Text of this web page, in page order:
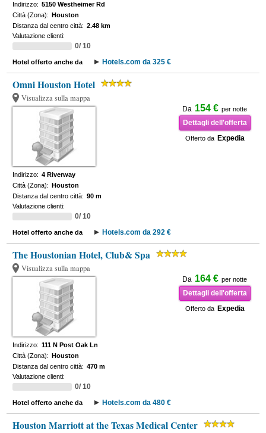
Indirizzo: 5150 Westheimer Rd
Città (Zona): Houston
Distanza dal centro città: 2.48 km
Valutazione clienti:
0/ 10
Hotel offerto anche da Hotels.com da 325 €
Omni Houston Hotel
Visualizza sulla mappa
Da 154 € per notte
Dettagli dell'offerta
Offerto da Expedia
Indirizzo: 4 Riverway
Città (Zona): Houston
Distanza dal centro città: 90 m
Valutazione clienti:
0/ 10
Hotel offerto anche da Hotels.com da 292 €
The Houstonian Hotel, Club& Spa
Visualizza sulla mappa
Da 164 € per notte
Dettagli dell'offerta
Offerto da Expedia
Indirizzo: 111 N Post Oak Ln
Città (Zona): Houston
Distanza dal centro città: 470 m
Valutazione clienti:
0/ 10
Hotel offerto anche da Hotels.com da 480 €
Houston Marriott at the Texas Medical Center